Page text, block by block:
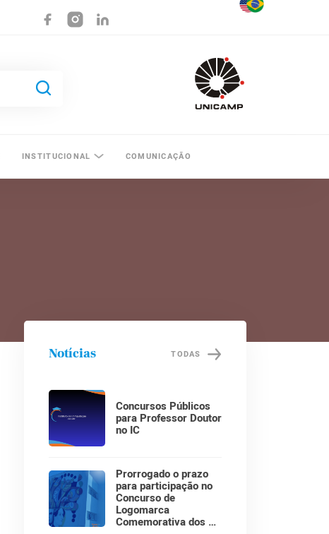
INSTITUCIONAL COMUNICAÇÃO
Notícias TODAS
Concursos Públicos
para Professor Doutor
no IC
Prorrogado o prazo
para participação no
Concurso de
Logomarca
Comemorativa dos 30